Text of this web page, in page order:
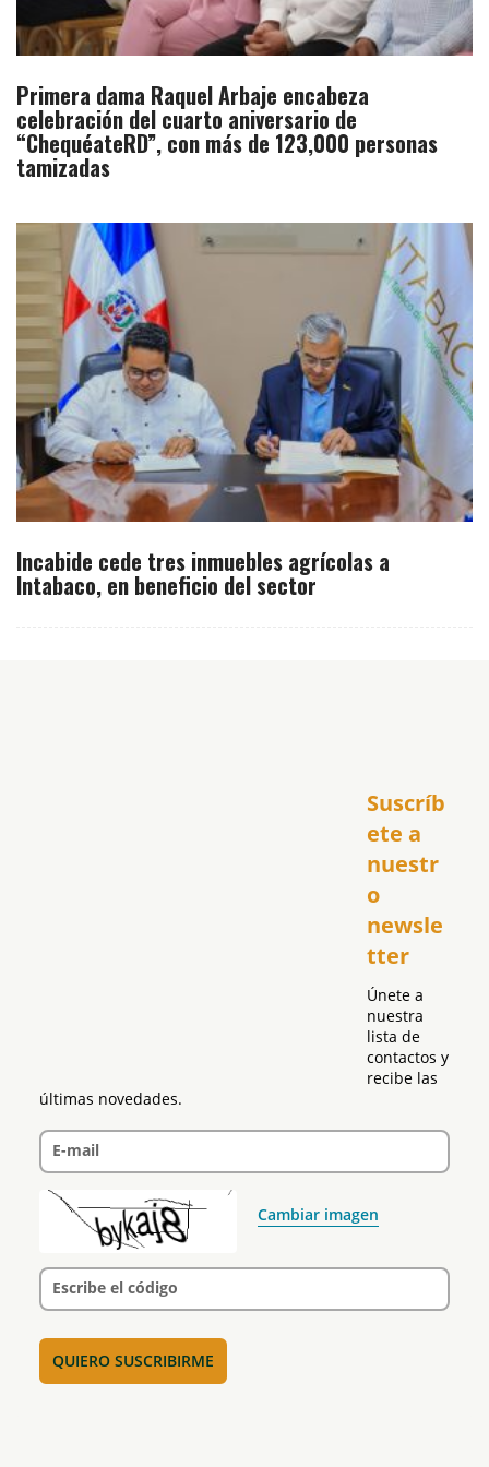
Primera dama Raquel Arbaje encabeza
celebración del cuarto aniversario de
“ChequéateRD”, con más de 123,000 personas
tamizadas
Incabide cede tres inmuebles agrícolas a
Intabaco, en beneficio del sector
Suscríb
ete a
nuestr
o
newsle
tter
Únete a
nuestra
lista de
contactos y
recibe las
últimas novedades.
E-mail
Cambiar imagen
Escribe el código